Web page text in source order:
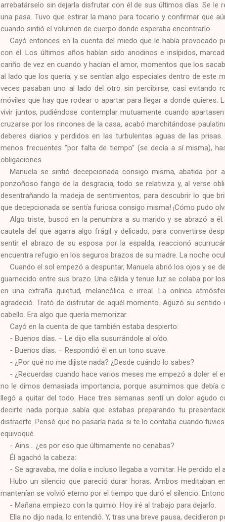
arrebatárselo sin dejarla disfrutar con él de sus últimos días. Se
una pasa. Tuvo que estirar la mano para tocarlo y confirmar que
cuando sintió el volumen de cuerpo donde esperaba encontrarlo.
Cayó entonces en la cuenta del miedo que le había provocado
con él. Los últimos años habían sido anodinos e insípidos,
cariño de vez en cuando y hacían el amor, momentos que los
al lado que los quería; y se sentían algo especiales dentro de este
veces pasaban uno al lado del otro sin percibirse, casi evitando
móviles que hay que rodear o apartar para llegar a donde quieres.
vivir juntos, pudiéndose contemplar mutuamente cuando
cruzarse por los rincones de la casa, acabó marchitándose
deberes diarios y perdidos en las turbulentas aguas de las
menos frecuentes “por falta de tiempo” (se decía a sí misma),
obligaciones.
Manuela se sintió decepcionada consigo misma, abatida por
ponzoñoso fango de la desgracia, todo se relativiza y, al verse
desentrañando la madeja de sentimientos, para descubrir lo que
que decepcionada se sentía furiosa consigo misma! ¡Cómo pudo
Algo triste, buscó en la penumbra a su marido y se abrazó a
cautela del que agarra algo frágil y delicado, para convertirse
sentir el abrazo de su esposa por la espalda, reaccionó
encuentra refugio en los seguros brazos de su madre. La noche
Cuando el sol empezó a despuntar, Manuela abrió los ojos y se
guarnecido entre sus brazo. Una cálida y tenue luz se colaba por
en una extraña quietud, melancólica e irreal. La onírica
agradeció. Trató de disfrutar de aquél momento. Aguzó su
cabello. Era algo que quería memorizar.
Cayó en la cuenta de que también estaba despierto:
- Buenos días. – Le dijo ella susurrándole al oído.
- Buenos días. – Respondió él en un tono suave.
- ¿Por qué no me dijiste nada? ¿Desde cuándo lo sabes?
- ¿Recuerdas cuando hace varios meses me empezó a doler el
no le dimos demasiada importancia, porque asumimos que
llegó a quitar del todo. Hace tres semanas sentí un dolor agudo
decirte nada porque sabía que estabas preparando tu
distraerte. Pensé que no pasaría nada si te lo contaba cuando
equivoqué.
- Ains… ¿es por eso que últimamente no cenabas?
Él agachó la cabeza:
- Se agravaba, me dolía e incluso llegaba a vomitar. He perdido el
Hubo un silencio que pareció durar horas. Ambos meditaban
mantenían se volvió eterno por el tiempo que duró el silencio.
- Mañana empiezo con la quimio. Hoy iré al trabajo para dejarlo.
Ella no dijo nada, lo entendió. Y, tras una breve pausa, decidieron